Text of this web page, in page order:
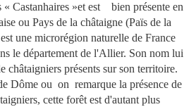
« Castanhaires »et est bien présente en
ou Pays de la châtaigne (Païs de la
une microrégion naturelle de France
le département de l'Allier. Son nom lui
châtaigniers présents sur son territoire.
Dôme ou on remarque la présence de
cette forêt est d'autant plus